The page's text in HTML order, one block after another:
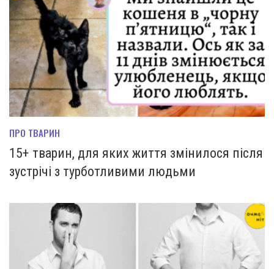
ПРО ТВАРИН
15+ тварин, для яких життя змінилося після
зустрічі з турботливими людьми